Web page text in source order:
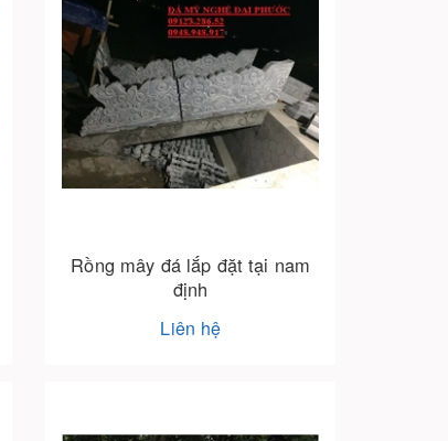
Rồng mây đá lắp đặt tại nam
định
Liên hệ